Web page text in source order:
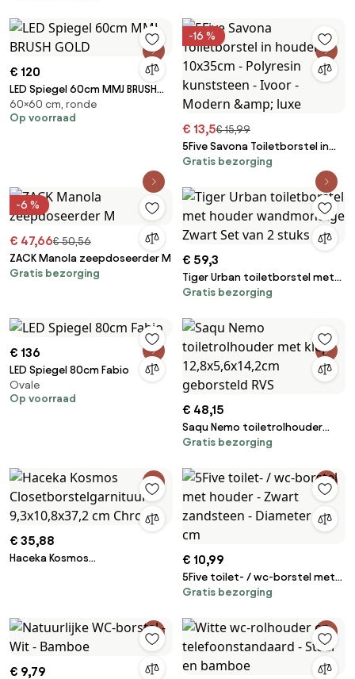
€ 120
LED Spiegel 60cm MMJ BRUSH
GOLD
60×60 cm, ronde
Op voorraad
-16 %
€ 13,5€ 15,99
5Five Savona Toiletborstel in
houder 10x35cm - Polyresin
kunststeen - Ivoor - Modern
&amp; luxe
Gratis bezorging
-6 %
€ 47,66€ 50,56
ZACK Manola zeepdoseerder M
Gratis bezorging
€ 59,3
Tiger Urban toiletborstel met
houder wandmontage Zwart
Gratis bezorging
€ 136
LED Spiegel 80cm Fabio
Ovale
Op voorraad
€ 48,15
Saqu Nemo toiletrolhouder
met klep 12,8x5,6x14,2cm
Gratis bezorging
€ 35,88
Haceka Kosmos
€ 10,99
5Five toilet- / wc-borstel met
houder - Zwart zandsteen -
Gratis bezorging
€ 9,79